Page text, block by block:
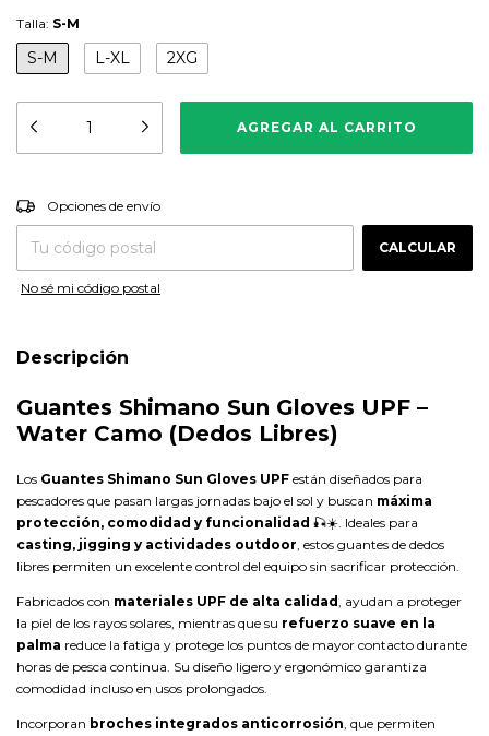
Talla: S-M
S-M L-XL 2XG
Entregas para el CP:
Opciones de envío
CALCULAR
No sé mi código postal
Descripción
Guantes Shimano Sun Gloves UPF –
Water Camo (Dedos Libres)
Los Guantes Shimano Sun Gloves UPF están diseñados para
pescadores que pasan largas jornadas bajo el sol y buscan máxima
protección, comodidad y funcionalidad 🎣☀️. Ideales para
casting, jigging y actividades outdoor, estos guantes de dedos
libres permiten un excelente control del equipo sin sacrificar protección.
Fabricados con materiales UPF de alta calidad, ayudan a proteger
la piel de los rayos solares, mientras que su refuerzo suave en la
palma reduce la fatiga y protege los puntos de mayor contacto durante
horas de pesca continua. Su diseño ligero y ergonómico garantiza
comodidad incluso en usos prolongados.
Incorporan broches integrados anticorrosión, que permiten